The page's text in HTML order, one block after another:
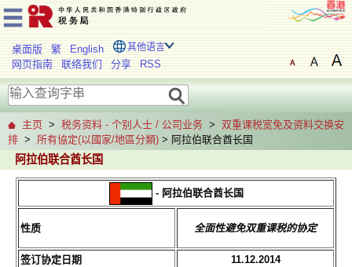
桌面版 繁 English 其他语言
网页指南 联络我们 分享 RSS
主页 > 税务资料 - 个别人士 / 公司业务 > 双重课税宽免及资料交换安
排 > 所有協定(以國家/地區分類) > 阿拉伯联合酋长国
阿拉伯联合酋长国
- 阿拉伯联合酋长国
性质 全面性避免双重课税的协定
签订协定日期
11.12.2014